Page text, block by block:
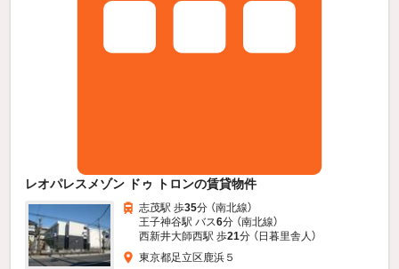
レオパレスメゾン ドゥ トロンの賃貸物件
志茂駅 歩35分 （南北線）
王子神谷駅 バス6分 （南北線）
西新井大師西駅 歩21分 （日暮里舎人）
東京都足立区鹿浜５